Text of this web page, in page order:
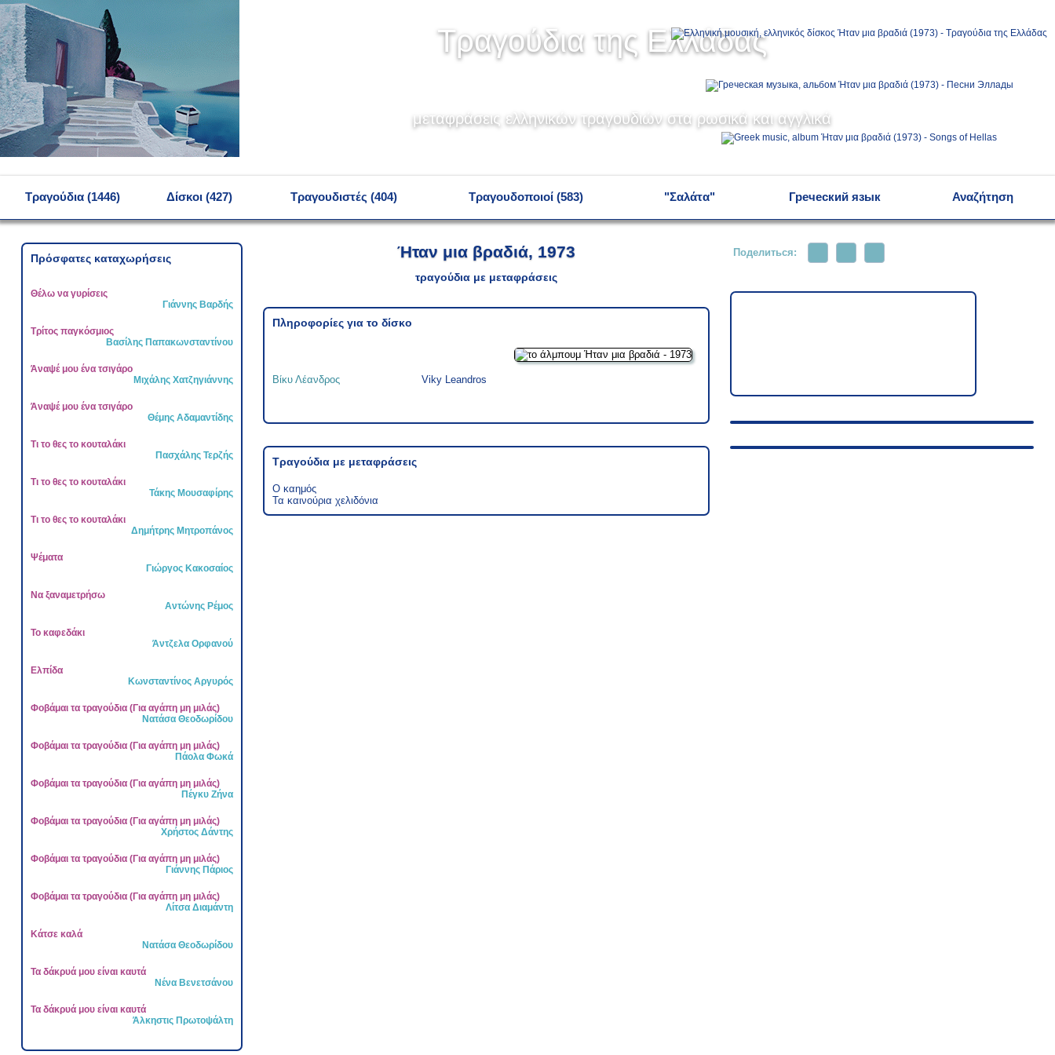
Τραγούδια της Ελλάδας
μεταφράσεις ελληνικών τραγουδιών στα ρωσικά και αγγλικά
Τραγούδια (1446) Δίσκοι (427) Τραγουδιστές (404) Τραγουδοποιοί (583) "Σαλάτα" Греческий язык Αναζήτηση
Πρόσφατες καταχωρήσεις
Θέλω να γυρίσεις
Γιάννης Βαρδής
Τρίτος παγκόσμιος
Βασίλης Παπακωνσταντίνου
Άναψέ μου ένα τσιγάρο
Μιχάλης Χατζηγιάννης
Άναψέ μου ένα τσιγάρο
Θέμης Αδαμαντίδης
Τι το θες το κουταλάκι
Πασχάλης Τερζής
Τι το θες το κουταλάκι
Τάκης Μουσαφίρης
Τι το θες το κουταλάκι
Δημήτρης Μητροπάνος
Ψέματα
Γιώργος Κακοσαίος
Να ξαναμετρήσω
Αντώνης Ρέμος
Το καφεδάκι
Άντζελα Ορφανού
Ελπίδα
Κωνσταντίνος Αργυρός
Φοβάμαι τα τραγούδια (Για αγάπη μη μιλάς)
Νατάσα Θεοδωρίδου
Φοβάμαι τα τραγούδια (Για αγάπη μη μιλάς)
Πάολα Φωκά
Φοβάμαι τα τραγούδια (Για αγάπη μη μιλάς)
Πέγκυ Ζήνα
Φοβάμαι τα τραγούδια (Για αγάπη μη μιλάς)
Χρήστος Δάντης
Φοβάμαι τα τραγούδια (Για αγάπη μη μιλάς)
Γιάννης Πάριος
Φοβάμαι τα τραγούδια (Για αγάπη μη μιλάς)
Λίτσα Διαμάντη
Κάτσε καλά
Νατάσα Θεοδωρίδου
Τα δάκρυά μου είναι καυτά
Νένα Βενετσάνου
Τα δάκρυά μου είναι καυτά
Άλκηστις Πρωτοψάλτη
Ήταν μια βραδιά, 1973
τραγούδια με μεταφράσεις
Πληροφορίες για το δίσκο
Βίκυ Λέανδρος Viky Leandros
Τραγούδια με μεταφράσεις
Ο καημός
Τα καινούρια χελιδόνια
Поделиться: